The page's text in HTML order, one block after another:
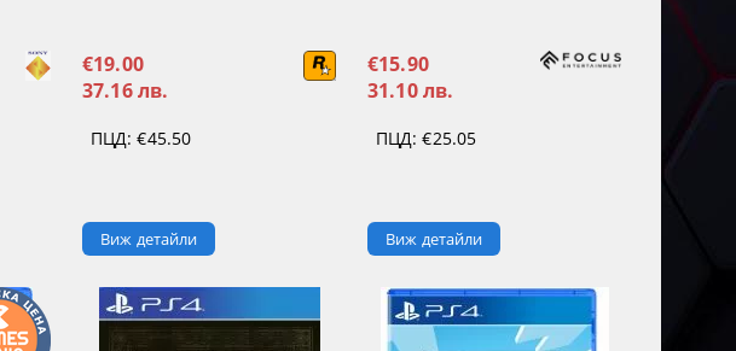
€19.00
37.16 лв.
ПЦД: €45.50
Виж детайли
€15.90
31.10 лв.
ПЦД: €25.05
Виж детайли